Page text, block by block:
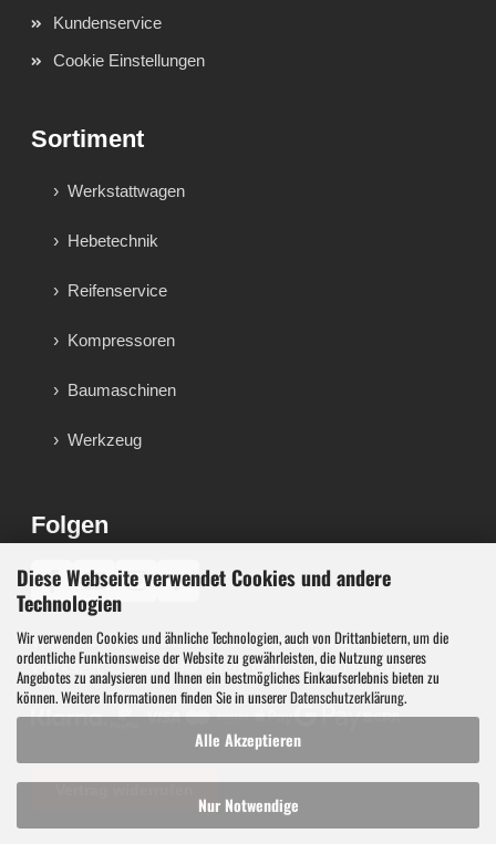
Diese Webseite verwendet Cookies und andere
Technologien
Wir verwenden Cookies und ähnliche Technologien, auch von Drittanbietern, um die
ordentliche Funktionsweise der Website zu gewährleisten, die Nutzung unseres
Angebotes zu analysieren und Ihnen ein bestmögliches Einkaufserlebnis bieten zu
können. Weitere Informationen finden Sie in unsererDatenschutzerklärung.
Alle Akzeptieren
Nur Notwendige
Kundenservice
Cookie Einstellungen
Sortiment
Werkstattwagen
Hebetechnik
Reifenservice
Kompressoren
Baumaschinen
Werkzeug
Folgen
♪
Werkzeug, Maschinen und Werkstattausstattung für
Werkstatt, Garage, Handwerk und technische Betriebe.